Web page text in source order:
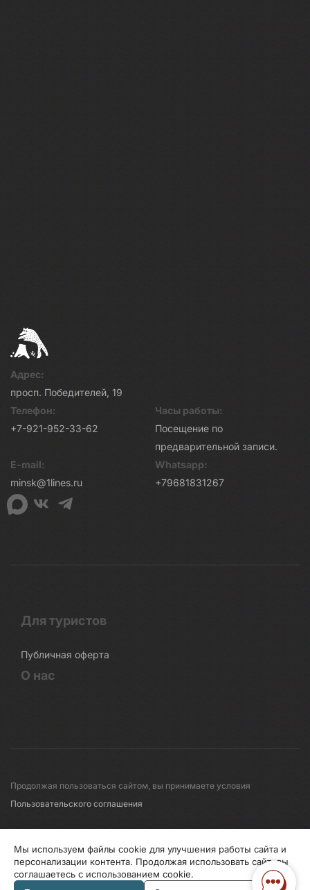
Адрес:
просп. Победителей, 19
Телефон:
+7-921-952-33-62
Часы работы:
Посещение по
предварительной записи.
E-mail:
minsk@1lines.ru
Whatsapp:
+79681831267
Для туристов
Публичная оферта
О нас
Продолжая пользоваться сайтом, вы принимаете условия
Пользовательского соглашения
© 2008-2026 Первые линии
Информация по исп. cookies Правила обработки перс.данных
Мы используем файлы cookie для улучшения работы сайта и
персонализации контента. Продолжая использовать сайт, вы
соглашаетесь с использованием cookie.